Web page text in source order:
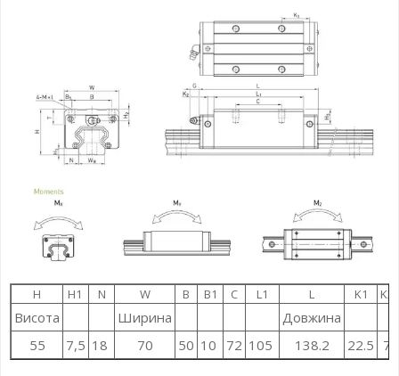
H H1 N W B B1 C L1 L K1 K2
Висота Ширина
Довжина
55
7,5 18 70 50 10 72 105 138.2 22.5 7